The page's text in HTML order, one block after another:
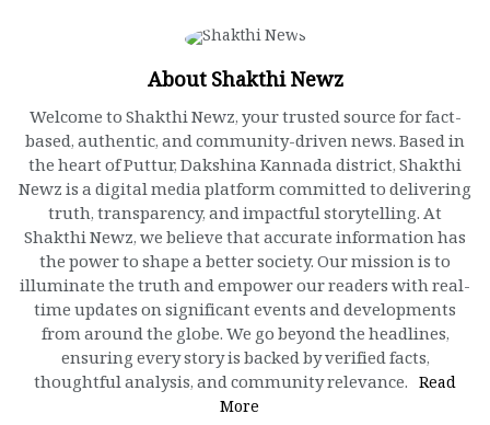
About Shakthi Newz
Welcome to Shakthi Newz, your trusted source for fact-
based, authentic, and community-driven news. Based in
the heart of Puttur, Dakshina Kannada district, Shakthi
Newz is a digital media platform committed to delivering
truth, transparency, and impactful storytelling. At
Shakthi Newz, we believe that accurate information has
the power to shape a better society. Our mission is to
illuminate the truth and empower our readers with real-
time updates on significant events and developments
from around the globe. We go beyond the headlines,
ensuring every story is backed by verified facts,
thoughtful analysis, and community relevance. Read
More